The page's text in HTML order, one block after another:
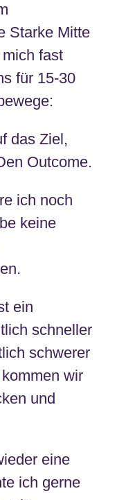
Starke Mitte
fast
für 15-30
das Ziel,
Outcome.
ich noch
keine
ein
schneller
schwerer
wir
und
eine
ich gerne